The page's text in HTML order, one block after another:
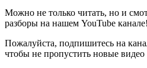
Можно не только читать, но и
разборы на нашем YouTube канале!
Пожалуйста, подпишитесь на
чтобы не пропустить новые видео